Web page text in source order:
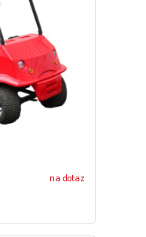
na dotaz